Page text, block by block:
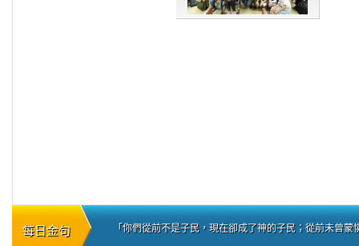
每日金句 「你們從前不是子民，現在卻成了神的子民；從前未曾